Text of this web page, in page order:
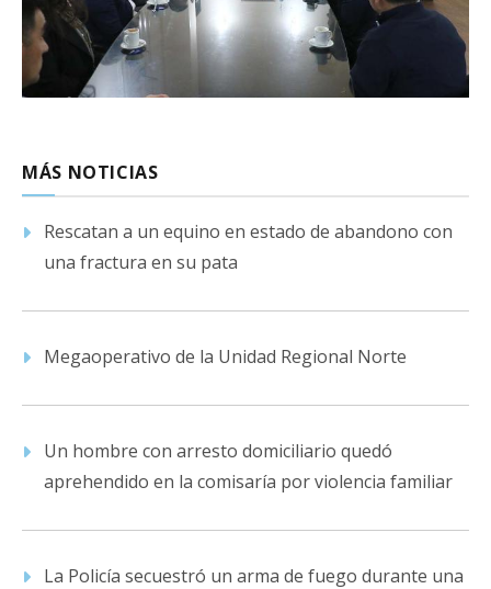
MÁS NOTICIAS
Rescatan a un equino en estado de abandono con
una fractura en su pata
Megaoperativo de la Unidad Regional Norte
Un hombre con arresto domiciliario quedó
aprehendido en la comisaría por violencia familiar
La Policía secuestró un arma de fuego durante una